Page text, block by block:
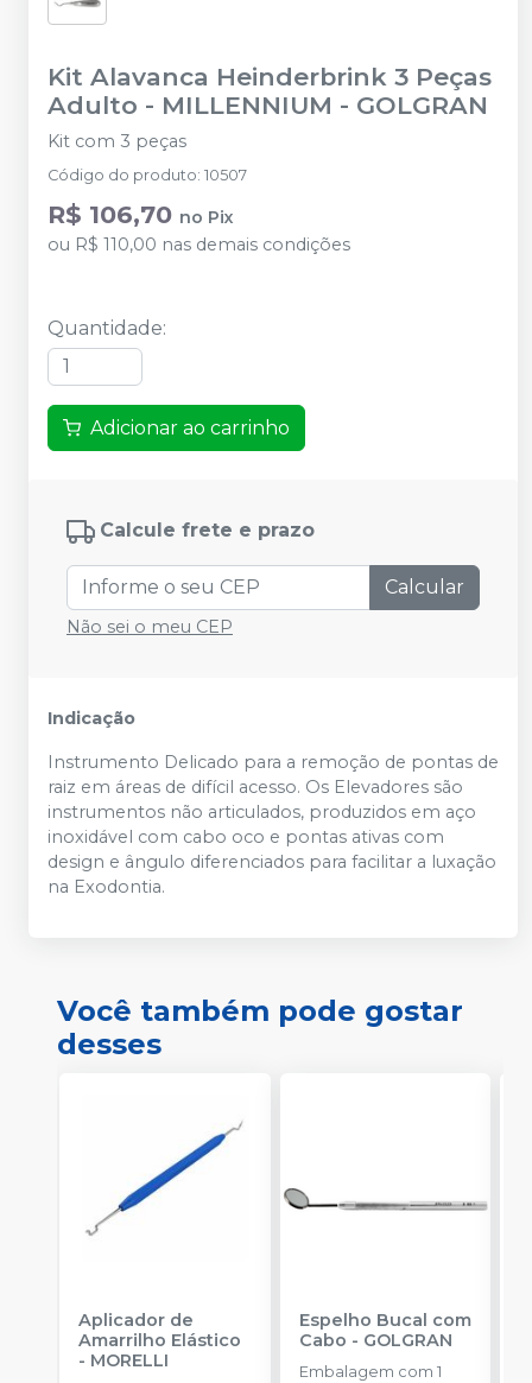
Kit Alavanca Heinderbrink 3 Peças
Adulto - MILLENNIUM - GOLGRAN
Kit com 3 peças
Código do produto: 10507
R$ 106,70 no Pix
ou R$ 110,00 nas demais condições
Quantidade:
Adicionar ao carrinho
Calcule frete e prazo
Calcular
Não sei o meu CEP
Indicação
Instrumento Delicado para a remoção de pontas de
raiz em áreas de difícil acesso. Os Elevadores são
instrumentos não articulados, produzidos em aço
inoxidável com cabo oco e pontas ativas com
design e ângulo diferenciados para facilitar a luxação
na Exodontia.
Você também pode gostar
desses
Aplicador de
Amarrilho Elástico
- MORELLI
Espelho Bucal com
Cabo - GOLGRAN
Embalagem com 1